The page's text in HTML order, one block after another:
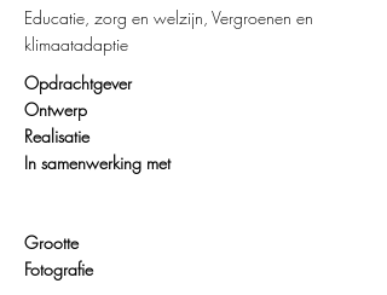
Educatie, zorg en welzijn, Vergroenen en
klimaatadaptie
Opdrachtgever
Ontwerp
Realisatie
In samenwerking met
Grootte
Fotografie